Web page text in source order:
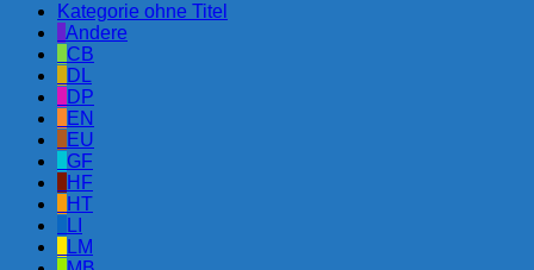
Kategorie ohne Titel
Andere
CB
DL
DP
EN
EU
GF
HF
HT
LI
LM